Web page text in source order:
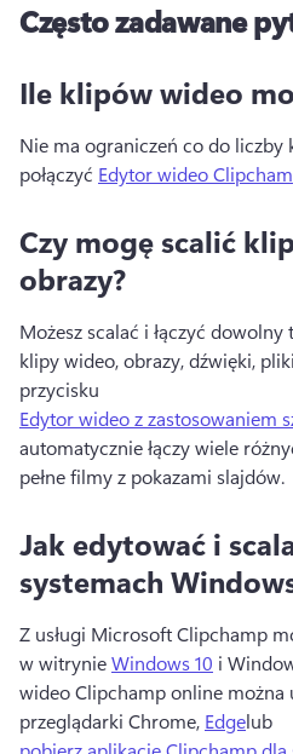
Często zadawane
Ile klipów wideo
Nie ma ograniczeń co do
połączyć Edytor wideo
Czy mogę scalić
obrazy?
Możesz scalać i łączyć
klipy wideo, obrazy, dźwięki,
przycisku
Edytor wideo z zastosowaniem
automatycznie łączy wiele
pełne filmy z pokazami slajdów.
Jak edytować i
systemach Windows
Z usługi Microsoft Clipchamp
w witrynie Windows 10 i
wideo Clipchamp online można
przeglądarki Chrome, Edgelub